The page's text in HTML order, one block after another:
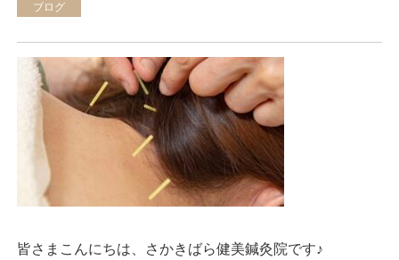
ブログ
皆さまこんにちは、さかきばら健美鍼灸院です♪